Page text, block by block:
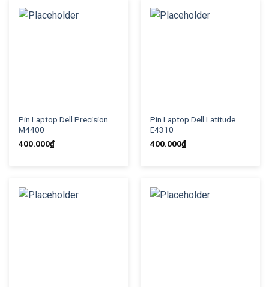
Pin Laptop Dell Precision
M4400
400.000₫
Pin Laptop Dell Latitude
E4310
400.000₫